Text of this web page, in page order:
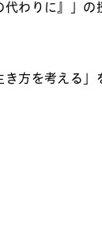
わりに』」の
方を考える」